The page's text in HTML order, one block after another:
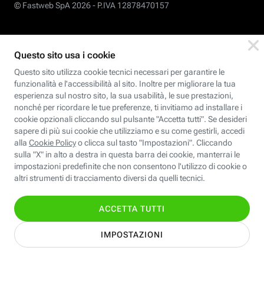
© Fastweb SpA 2026 - P.IVA 12878470157